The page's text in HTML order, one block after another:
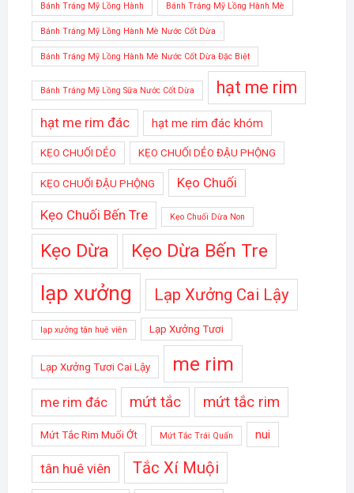
Bánh Tráng Mỹ Lồng Hành Bánh Tráng Mỹ Lồng Hành Mè
Bánh Tráng Mỹ Lồng Hành Mè Nước Cốt Dừa
Bánh Tráng Mỹ Lồng Hành Mè Nước Cốt Dừa Đặc Biệt
Bánh Tráng Mỹ Lồng Sữa Nước Cốt Dừa hạt me rim
hạt me rim đác hạt me rim đác khóm
KẸO CHUỐI DẺO KẸO CHUỐI DẺO ĐẬU PHỘNG
KẸO CHUỐI ĐẬU PHỘNG Kẹo Chuối
Kẹo Chuối Bến Tre Kẹo Chuối Dừa Non
Kẹo Dừa Kẹo Dừa Bến Tre
lạp xưởng Lạp Xưởng Cai Lậy
lạp xưởng tân huê viên Lạp Xưởng Tươi
Lạp Xưởng Tươi Cai Lậy me rim
me rim đác mứt tắc mứt tắc rim
Mứt Tắc Rim Muối Ớt Mứt Tắc Trái Quấn nui
tân huê viên Tắc Xí Muội